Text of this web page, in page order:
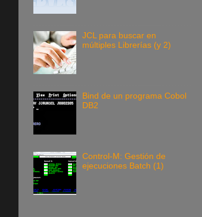
JCL para buscar en
múltiples Librerías (y 2)
Bind de un programa Cobol
DB2
Control-M: Gestión de
ejecuciones Batch (1)